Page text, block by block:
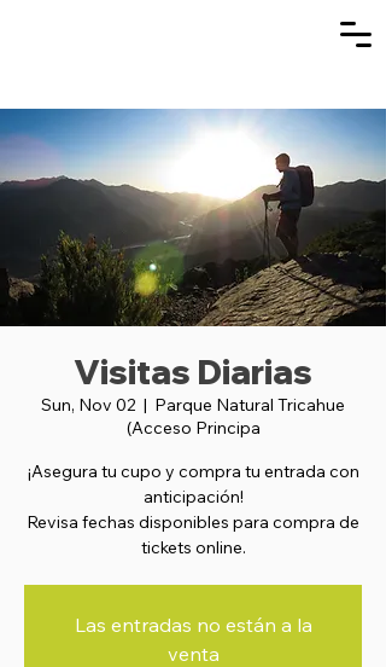
Visitas Diarias
Sun, Nov 02
  |
Parque Natural Tricahue
(Acceso Principa
¡Asegura tu cupo y compra tu entrada con
anticipación!
Revisa fechas disponibles para compra de
tickets online.
Las entradas no están a la
venta